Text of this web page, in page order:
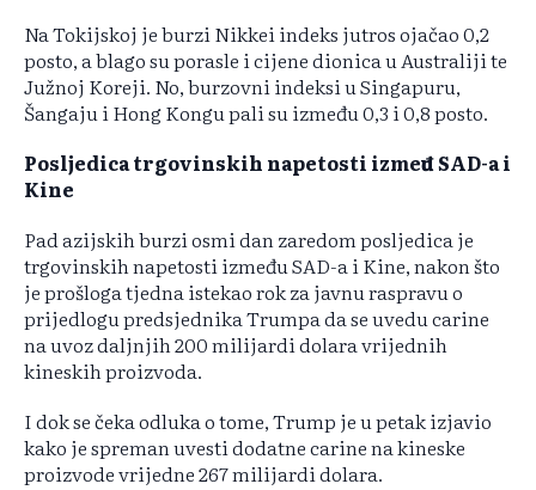
Na Tokijskoj je burzi Nikkei indeks jutros ojačao 0,2
posto, a blago su porasle i cijene dionica u Australiji te
Južnoj Koreji. No, burzovni indeksi u Singapuru,
Šangaju i Hong Kongu pali su između 0,3 i 0,8 posto.
Posljedica trgovinskih napetosti između SAD-a i
Kine
Pad azijskih burzi osmi dan zaredom posljedica je
trgovinskih napetosti između SAD-a i Kine, nakon što
je prošloga tjedna istekao rok za javnu raspravu o
prijedlogu predsjednika Trumpa da se uvedu carine
na uvoz daljnjih 200 milijardi dolara vrijednih
kineskih proizvoda.
I dok se čeka odluka o tome, Trump je u petak izjavio
kako je spreman uvesti dodatne carine na kineske
proizvode vrijedne 267 milijardi dolara.